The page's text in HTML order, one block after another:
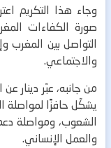
وجاء هذا التكريم
صورة الكفاءات
التواصل بين المغرب
والاجتماعي.
من جانبه، عبّر دينار
يشكّل حافزًا لمواصلة
الشعوب، ومواصلة
والعمل الإنساني.